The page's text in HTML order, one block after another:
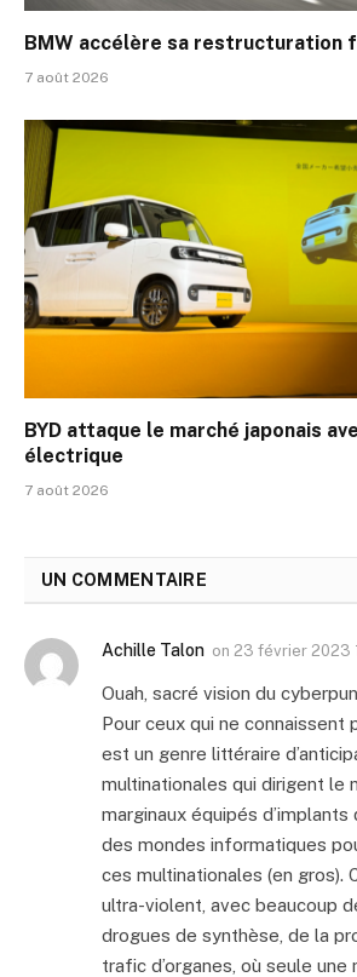
BMW accélère sa restructuration
7 août 2026
BYD attaque le marché japonais
électrique
7 août 2026
UN COMMENTAIRE
Achille Talon on 23 février 2023
Ouah, sacré vision du
Pour ceux qui ne connaissent
est un genre littéraire
multinationales qui dirigent le
marginaux équipés
des mondes informatiques
ces multinationales (en gros).
ultra-violent, avec beaucoup
drogues de synthèse, de la
trafic d’organes, où seule une